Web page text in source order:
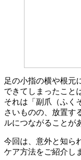
足の小指の横や根元
できてしまったこと
それは「副爪（ふく
さいものの、放置す
ルにつながることが
今回は、意外と知ら
ケア方法をご紹介し